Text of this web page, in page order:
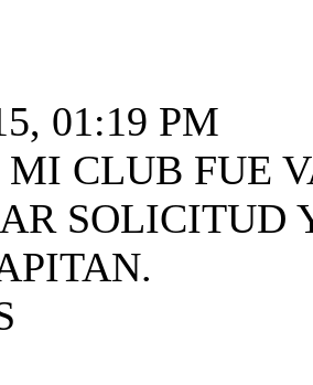
01:19 PM
CLUB FUE
SOLICITUD